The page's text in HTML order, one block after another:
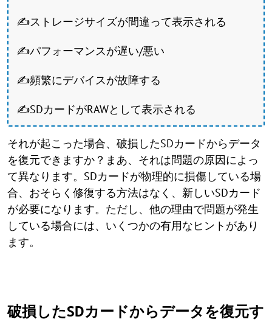
✍ストレージサイズが間違って表示される
✍パフォーマンスが遅い/悪い
✍頻繁にデバイスが故障する
✍SDカードがRAWとして表示される
それが起こった場合、破損したSDカードからデータ
を復元できますか？まあ、それは問題の原因によっ
て異なります。SDカードが物理的に損傷している場
合、おそらく修復する方法はなく、新しいSDカード
が必要になります。ただし、他の理由で問題が発生
している場合には、いくつかの有用なヒントがあり
ます。
破損したSDカードからデータを復元す